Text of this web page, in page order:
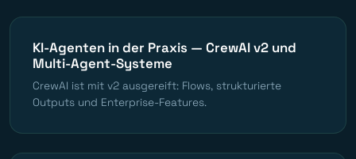
KI-Agenten in der Praxis — CrewAI v2 und
Multi-Agent-Systeme
CrewAI ist mit v2 ausgereift: Flows, strukturierte
Outputs und Enterprise-Features.